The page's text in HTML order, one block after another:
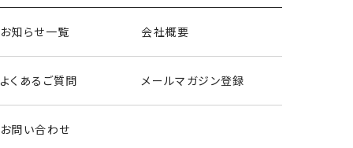
＜緑谷出久＞
お知らせ一覧 会社概要
よくあるご質問 メールマガジン登録
お問い合わせ